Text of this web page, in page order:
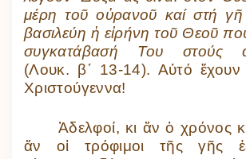
μέρη τοῦ οὐρανοῦ καί στή
βασιλεύη ἡ εἰρήνη τοῦ Θεοῦ
συγκατάβασή Του στούς
(Λουκ. β΄ 13-14). Αὐτό
Χριστούγεννα!
Ἀδελφοί, κι ἄν ὁ χρόνος
ἄν οἱ τρόφιμοι τῆς γῆς